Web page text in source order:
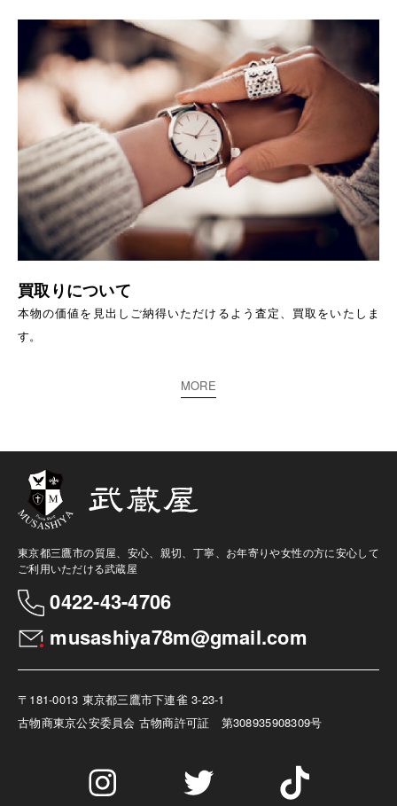
買取りについて
本物の価値を見出しご納得いただけるよう査定、買取をいたしま
す。
MORE
東京都三鷹市の質屋、安心、親切、丁寧、お年寄りや女性の方に安心して
ご利用いただける武蔵屋
0422-43-4706
musashiya78m@gmail.com
〒181-0013 東京都三鷹市下連雀 3-23-1
古物商東京公安委員会 古物商許可証 第308935908309号